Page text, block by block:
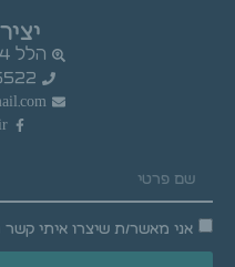
הלל 14, קרית אתא.
אני מאשר/ת שיצרו איתי